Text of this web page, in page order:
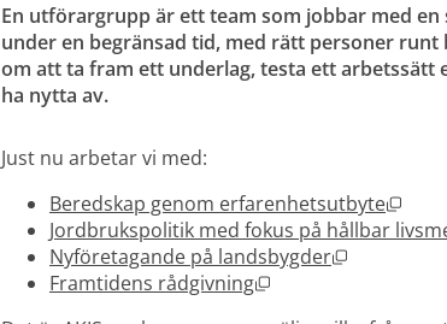
En utförargrupp är ett team som jobbar med
under en begränsad tid, med rätt personer
om att ta fram ett underlag, testa ett arbetssätt
ha nytta av.
Just nu arbetar vi med:
Beredskap genom erfarenhetsutbyte
Jordbrukspolitik med fokus på hållbar
Nyföretagande på landsbygder
Framtidens rådgivning